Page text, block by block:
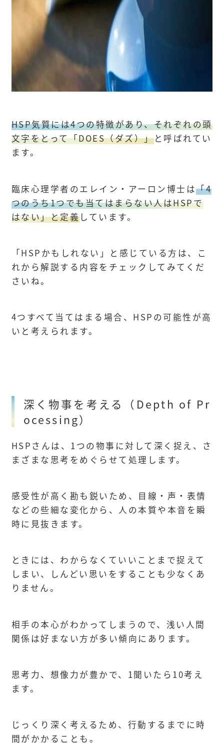
HSP気質には4つの特徴があり、それぞれの頭
文字をとって「DOES（ダズ）」と呼ばれてい
ます。
臨床心理学者のエレイン・アーロン博士は「4
つのうち1つでも当てはまらない人はHSPで
はない」と定義しています。
「HSPかもしれない」と感じている方は、こ
れから解説する内容をチェックしてみてくだ
さいね。
4つすべて当てはまる場合、HSPの可能性が高
いと考えられます。
深く物事を考える（Depth of Pr
ocessing）
HSPさんは、1つの物事に対して深く捉え、さ
まざまな思考をめぐらせて処理します。
感受性が高く勘も鋭いため、目線・声・表情
などの些細な変化から、人の本質や本音を瞬
時に見抜きます。
ときには、わからなくていいことまで捉えて
しまい、しんどい思いをすることも少なくあ
りません。
相手の本心がわかってしまうので、浅い人間
関係は好まない方が多い傾向にあります。
思考力、想像力が豊かで、1聞いたら10考え
ます。
じっくり深く考えるため、行動するまでに時
間がかかることも。